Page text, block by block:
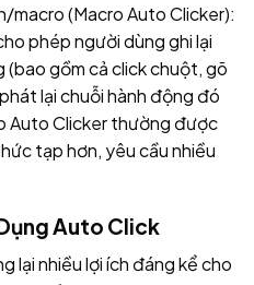
macro (Macro Auto Clicker):
phép người dùng ghi lại
gồm cả click chuột, gõ
lại chuỗi hành động đó
Auto Clicker thường được
tạp hơn, yêu cầu nhiều
Auto Click
lại nhiều lợi ích đáng kể cho